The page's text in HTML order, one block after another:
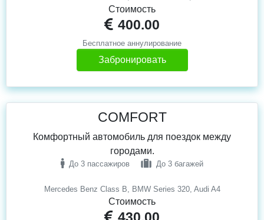
Стоимость
400.00
Бесплатное аннулирование
Забронировать
Mercedes Benz Class B, BMW Series 320, Audi A4
COMFORT
Комфортный автомобиль для поездок между
городами.
До 3 пассажиров До 3 багажей
Стоимость